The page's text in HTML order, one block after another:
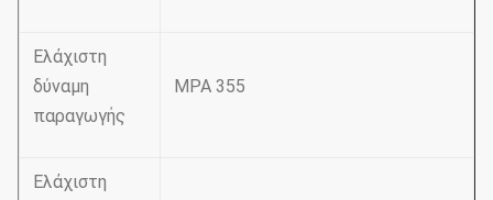
Ελάχιστη
δύναμη
παραγωγής
MPA 355
Ελάχιστη